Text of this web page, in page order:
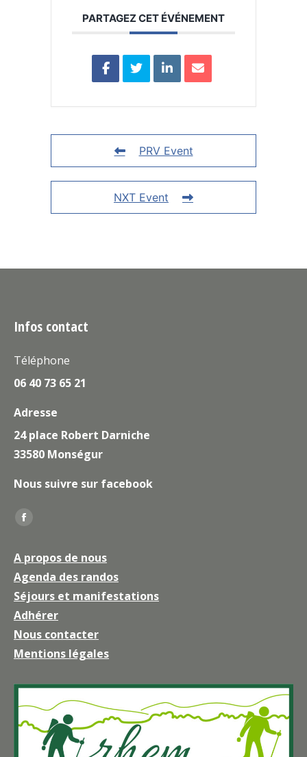
PARTAGEZ CET ÉVÉNEMENT
PRV Event
NXT Event
Infos contact
Téléphone
06 40 73 65 21
Adresse
24 place Robert Darniche
33580 Monségur
Nous suivre sur facebook
Trouvez nous sur :
La
Facebook
s'ouvre
dans
une
nouvelle
fenêtre
A propos de nous
Agenda des randos
Séjours et manifestations
Adhérer
Nous contacter
Mentions légales